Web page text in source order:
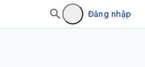
Đăng nhập